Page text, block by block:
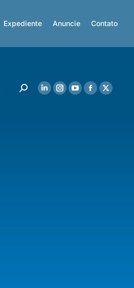
Expediente Anuncie Contato